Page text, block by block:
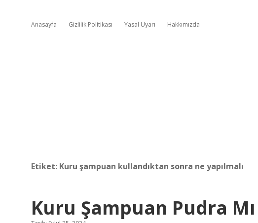
Anasayfa Gizlilik Politikası Yasal Uyarı Hakkımızda
Etiket: Kuru şampuan kullandıktan sonra ne yapılmalı
Kuru Şampuan Pudra Mı